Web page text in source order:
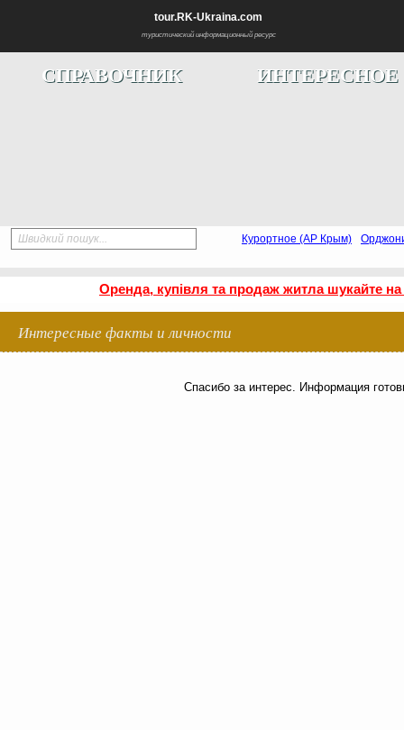
tour.RK-Ukraina.com
туристический информационный ресурс
СПРАВОЧНИК ИНТЕРЕСНОЕ
Швидкий пошук... Курортное (АР Крым)
Оренда, купівля та продаж житла шукайте на
Интересные факты и личности
Спасибо за интерес. Информация